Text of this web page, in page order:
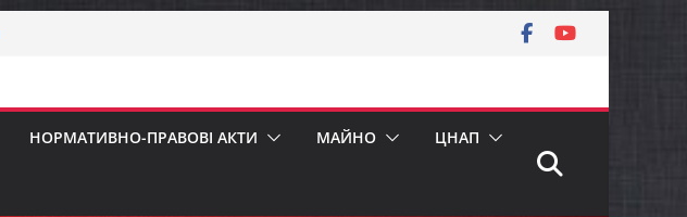
НОРМАТИВНО-ПРАВОВІ АКТИ МАЙНО ЦНАП